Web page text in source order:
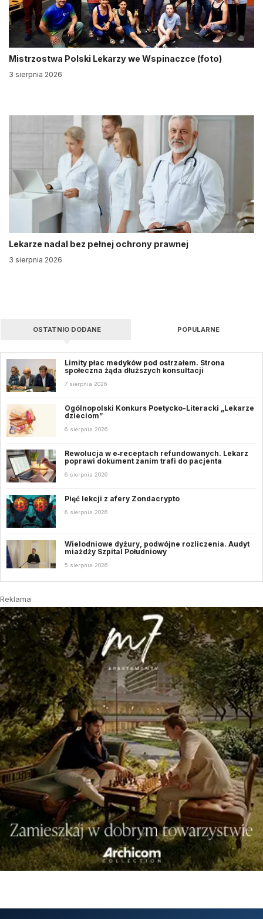
Mistrzostwa Polski Lekarzy we Wspinaczce (foto)
3 sierpnia 2026
Lekarze nadal bez pełnej ochrony prawnej
3 sierpnia 2026
OSTATNIO DODANE POPULARNE
Limity płac medyków pod ostrzałem. Strona
społeczna żąda dłuższych konsultacji
7 sierpnia 2026
Ogólnopolski Konkurs Poetycko-Literacki „Lekarze
dzieciom”
6 sierpnia 2026
Rewolucja w e‑receptach refundowanych. Lekarz
poprawi dokument zanim trafi do pacjenta
6 sierpnia 2026
Pięć lekcji z afery Zondacrypto
6 sierpnia 2026
Wielodniowe dyżury, podwójne rozliczenia. Audyt
miażdży Szpital Południowy
5 sierpnia 2026
Reklama